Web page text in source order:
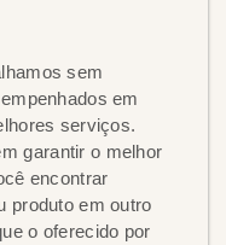
sem
em
serviços.
garantir o melhor
encontrar
produto em outro
o oferecido por